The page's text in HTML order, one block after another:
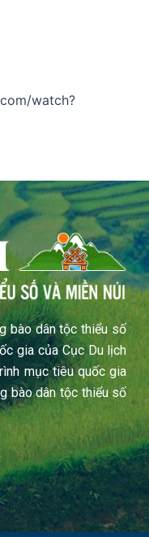
watch?
bào dân tộc thiểu số
gia của Cục Du lịch
mục tiêu quốc gia
bào dân tộc thiểu số